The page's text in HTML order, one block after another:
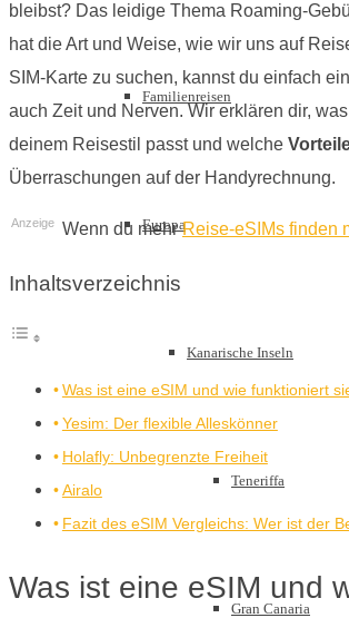
Familienreisen
Europa
Kanarische Inseln
Teneriffa
Gran Canaria
bleibst? Das leidige Thema Roaming-
hat die Art und Weise, wie wir uns auf
SIM-Karte zu suchen, kannst du einfach
auch Zeit und Nerven. Wir erklären dir,
deinem Reisestil passt und welche
Überraschungen auf der Handyrechnung.
Anzeige Wenn du mehrReise-eSIMs finden
Inhaltsverzeichnis
Was ist eine eSIM und wie funktioniert
Yesim: Der flexible Alleskönner
Holafly: Unbegrenzte Freiheit
Airalo
Fazit des eSIM Vergleichs: Wer ist der
Was ist eine eSIM und